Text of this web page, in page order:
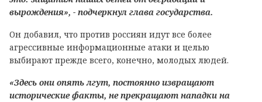
вырождения», - подчеркнул глава государства.
Он добавил, что против россиян идут все более
агрессивные информационные атаки и целью
выбирают прежде всего, конечно, молодых людей.
«Здесь они опять лгут, постоянно извращают
исторические факты, не прекращают нападки на